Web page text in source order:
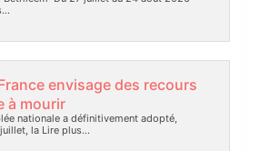
envisage des recours
à mourir
nationale a définitivement adopté,
laLire plus…